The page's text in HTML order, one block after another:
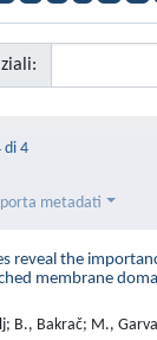
di 4
metadati
reveal the
membrane
B., Bakrač; M.,